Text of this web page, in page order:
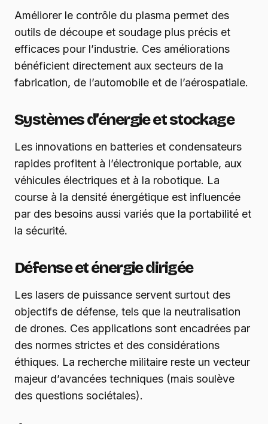
Améliorer le contrôle du plasma permet des
outils de découpe et soudage plus précis et
efficaces pour l’industrie. Ces améliorations
bénéficient directement aux secteurs de la
fabrication, de l’automobile et de l’aérospatiale.
Systèmes d’énergie et stockage
Les innovations en batteries et condensateurs
rapides profitent à l’électronique portable, aux
véhicules électriques et à la robotique. La
course à la densité énergétique est influencée
par des besoins aussi variés que la portabilité et
la sécurité.
Défense et énergie dirigée
Les lasers de puissance servent surtout des
objectifs de défense, tels que la neutralisation
de drones. Ces applications sont encadrées par
des normes strictes et des considérations
éthiques. La recherche militaire reste un vecteur
majeur d’avancées techniques (mais soulève
des questions sociétales).